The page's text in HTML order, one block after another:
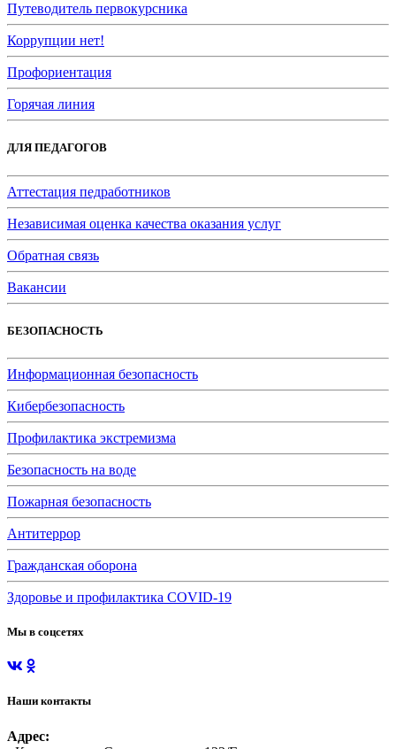
Путеводитель первокурсника
Коррупции нет!
Профориентация
Горячая линия
ДЛЯ ПЕДАГОГОВ
Аттестация педработников
Независимая оценка качества оказания услуг
Обратная связь
Вакансии
БЕЗОПАСНОСТЬ
Информационная безопасность
Кибербезопасность
Профилактика экстремизма
Безопасность на воде
Пожарная безопасность
Антитеррор
Гражданская оборона
Здоровье и профилактика COVID-19
Мы в соцсетях
Наши контакты
Адрес: